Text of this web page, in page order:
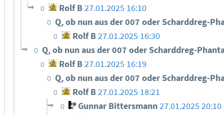
0 Rolf B 27.01.2025 16:10
0 Q, ob nun aus der 007 oder Scharddreg-
0 Rolf B27.01.2025 16:30
0 Q, ob nun aus der 007 oder Scharddreg-
0 Rolf B 27.01.2025 16:19
0 Q, ob nun aus der 007 oder Scharddreg-
0 Rolf B27.01.2025 18:21
0 Gunnar Bittersmann27.01.2025 20:10